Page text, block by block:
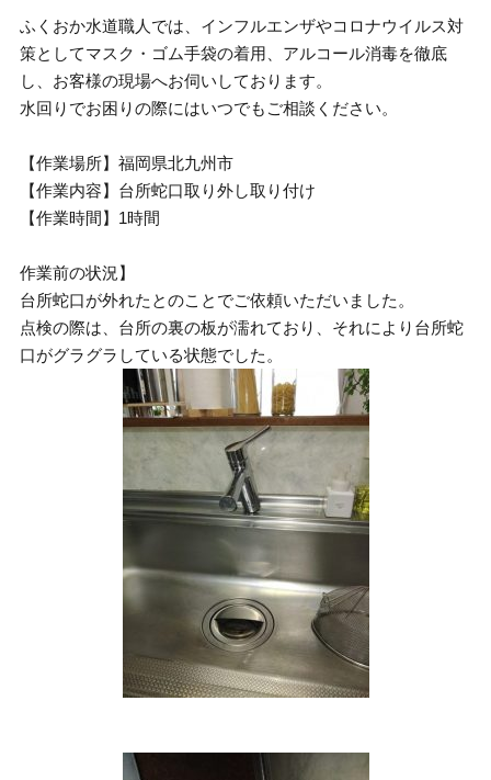
ふくおか水道職人では、インフルエンザやコロナウイルス対
策としてマスク・ゴム手袋の着用、アルコール消毒を徹底
し、お客様の現場へお伺いしております。
水回りでお困りの際にはいつでもご相談ください。
【作業場所】福岡県北九州市
【作業内容】台所蛇口取り外し取り付け
【作業時間】1時間
作業前の状況】
台所蛇口が外れたとのことでご依頼いただいました。
点検の際は、台所の裏の板が濡れており、それにより台所蛇
口がグラグラしている状態でした。